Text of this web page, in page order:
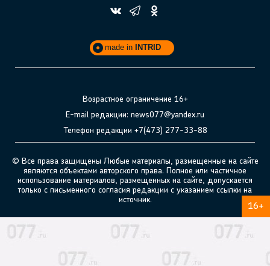
made in INTRID
Возрастное ограничение 16+
E-mail редакции: news077@yandex.ru
Телефон редакции +7(473) 277-33-88
© Все права защищены Любые материалы, размещенные на сайте
являются объектами авторского права. Полное или частичное
использование материалов, размещенных на сайте, допускается
только с письменного согласия редакции с указанием ссылки на
источник.
16+